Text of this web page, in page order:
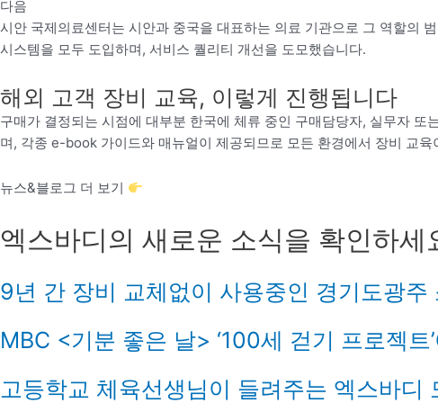
다음
시안 국제의료센터는 시안과 중국을 대표하는 의료 기관으로 그 역할의
시스템을 모두 도입하며, 서비스 퀄리티 개선을 도모했습니다.
해외 고객 장비 교육, 이렇게 진행됩니다
구매가 결정되는 시점에 대부분 한국에 체류 중인 구매담당자, 실무자
며, 각종 e-book 가이드와 매뉴얼이 제공되므로 모든 환경에서 장비 교육
뉴스&블로그 더 보기
엑스바디의 새로운 소식을 확인하세
9년 간 장비 교체없이 사용중인 경기도광
MBC <기분 좋은 날> ‘100세 걷기 프로젝
고등학교 체육선생님이 들려주는 엑스바디